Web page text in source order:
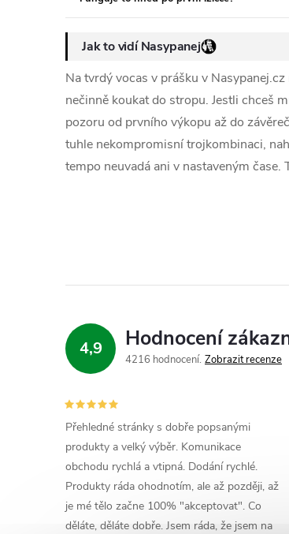
Jak to vidí Nasypanej
Na tvrdý vocas v prášku v
nečinně koukat do stropu. Jestli chceš
pozoru od prvního výkopu až do
tuhle nekompromisní trojkombinaci,
tempo neuvadá ani v nastaveným
4,9 Hodnocení
4216 hodnocení Zobrazit recenze
Přehledné stránky s dobře popsanými
produkty a velký výběr. Komunikace
obchodu rychlá a vtipná. Dodání rychlé.
Produkty ráda ohodnotím, ale až později, až
je mé tělo začne 100% "akceptovat". Co
děláte, děláte dobře. Jsem ráda, že jsem na